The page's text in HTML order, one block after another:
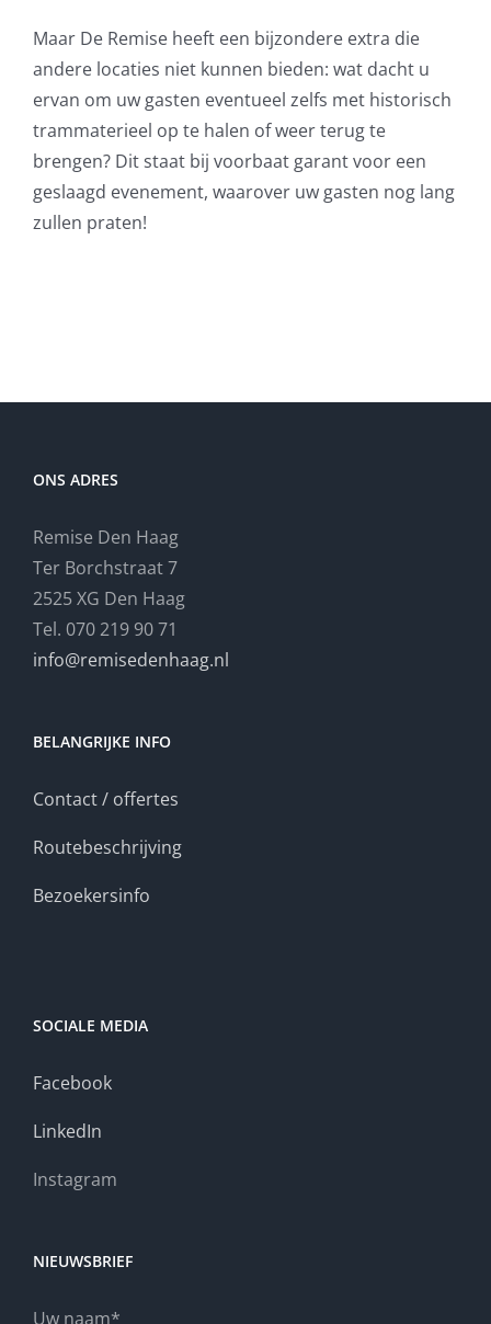
Maar De Remise heeft een bijzondere extra die
andere locaties niet kunnen bieden: wat dacht u
ervan om uw gasten eventueel zelfs met historisch
trammaterieel op te halen of weer terug te
brengen? Dit staat bij voorbaat garant voor een
geslaagd evenement, waarover uw gasten nog lang
zullen praten!
ONS ADRES
Remise Den Haag
Ter Borchstraat 7
2525 XG Den Haag
Tel. 070 219 90 71
info@remisedenhaag.nl
BELANGRIJKE INFO
Contact / offertes
Routebeschrijving
Bezoekersinfo
SOCIALE MEDIA
Facebook
LinkedIn
Instagram
NIEUWSBRIEF
Uw naam*